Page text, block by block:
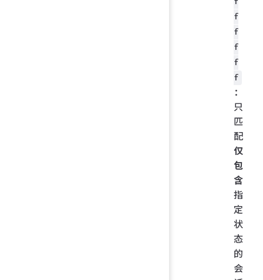
f
f
f
f
f
：
只
匹
配
仅
包
含
指
定
状
态
的
会